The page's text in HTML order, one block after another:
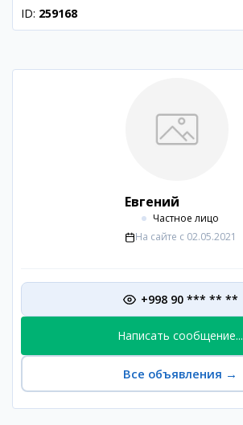
ID: 259168
Евгений
Частное лицо
На сайте с 02.05.2021
+998 90 *** ** **
Написать сообщение...
Все объявления →